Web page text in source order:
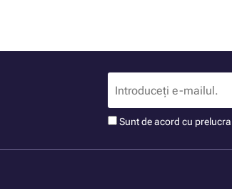
Sunt de acord cu